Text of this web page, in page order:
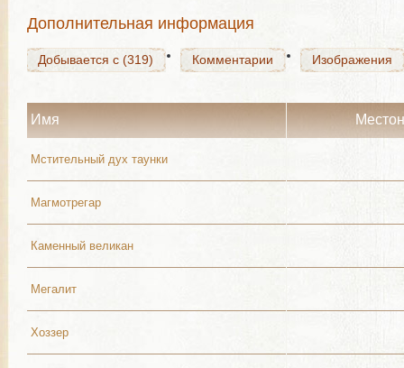
Дополнительная информация
Добывается с (319) Комментарии Изображения
Имя
Мстительный дух таунки
Магмотрегар
Каменный великан
Мегалит
Хоззер